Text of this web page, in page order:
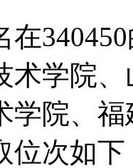
在
术学院
学院、
位次如下